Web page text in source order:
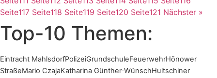
Seite117 Seite118 Seite119 Seite120 Seite121 Nächster »
Top-10 Themen:
Eintracht MahlsdorfPolizeiGrundschuleFeuerwehrHönower
StraßeMario CzajaKatharina Günther-WünschHultschiner